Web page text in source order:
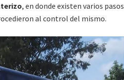
, en donde existen varios pasos
al control del mismo.